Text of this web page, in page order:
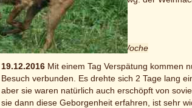
Kleinen.
Bilder aus der achten Woche
Bewegte Bilder aus der achten Woche
19.12.2016 Mit einem Tag Verspätung kommen
Besuch verbunden. Es drehte sich 2 Tage lang
aber sie waren natürlich auch erschöpft von
sie dann diese Geborgenheit erfahren, ist sehr